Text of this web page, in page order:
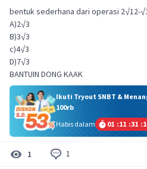
bentuk sederhana dari operasi 2√12-
A)2√3
B)3√3
c)4√3
D)7√3
BANTUIN DONG KAAK
Ikuti Tryout SNBT &
100rb
Habis dalam
01 :11 :31 :
1 1